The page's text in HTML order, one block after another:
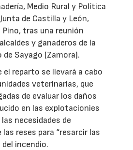
Medio Rural y Política
de Castilla y León,
tras una reunión
y ganaderos de la
de Sayago (Zamora).
el reparto se llevará a cabo
veterinarias, que
de evaluar los daños
en las explotacionies
necesidades de
reses para “resarcir las
incendio.